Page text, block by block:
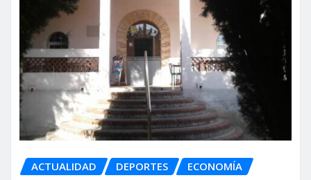
ACTUALIDAD DEPORTES ECONOMÍA